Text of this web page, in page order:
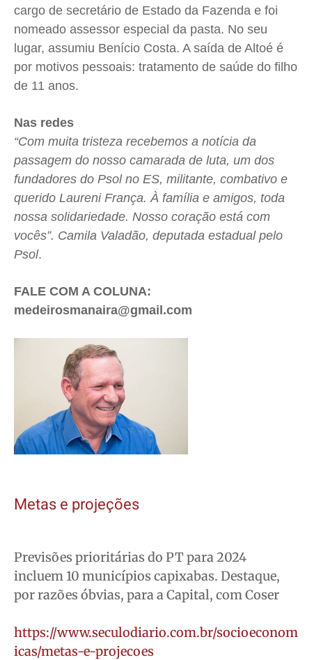
cargo de secretário de Estado da Fazenda e foi
nomeado assessor especial da pasta. No seu
lugar, assumiu Benício Costa. A saída de Altoé é
por motivos pessoais: tratamento de saúde do filho
de 11 anos.
Nas redes
“Com muita tristeza recebemos a notícia da
passagem do nosso camarada de luta, um dos
fundadores do Psol no ES, militante, combativo e
querido Laureni França. À família e amigos, toda
nossa solidariedade. Nosso coração está com
vocês”. Camila Valadão, deputada estadual pelo
Psol.
FALE COM A COLUNA:
medeirosmanaira@gmail.com
Metas e projeções
Previsões prioritárias do PT para 2024
incluem 10 municípios capixabas. Destaque,
por razões óbvias, para a Capital, com Coser
https://www.seculodiario.com.br/socioeconom
icas/metas-e-projecoes